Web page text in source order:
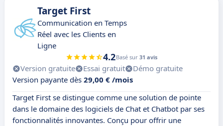
Target First
Communication en Temps
Réel avec les Clients en
Ligne
4.2Basé sur 31 avis
Version gratuite Essai gratuit
Démo gratuite
Version payante dès 29,00 € /mois
Target First se distingue comme une solution de pointe
dans le domaine des logiciels de Chat et Chatbot par ses
fonctionnalités innovantes. Conçu pour offrir une